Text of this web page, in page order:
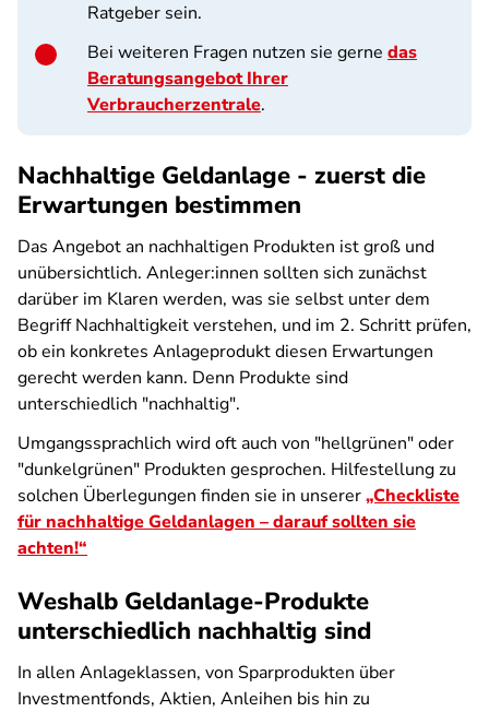
Ratgeber sein.
Bei weiteren Fragen nutzen sie gerne das
Beratungsangebot Ihrer
Verbraucherzentrale.
Nachhaltige Geldanlage - zuerst die
Erwartungen bestimmen
Das Angebot an nachhaltigen Produkten ist groß und
unübersichtlich. Anleger:innen sollten sich zunächst
darüber im Klaren werden, was sie selbst unter dem
Begriff Nachhaltigkeit verstehen, und im 2. Schritt prüfen,
ob ein konkretes Anlageprodukt diesen Erwartungen
gerecht werden kann. Denn Produkte sind
unterschiedlich "nachhaltig".
Umgangssprachlich wird oft auch von "hellgrünen" oder
"dunkelgrünen" Produkten gesprochen. Hilfestellung zu
solchen Überlegungen finden sie in unserer„Checkliste
für nachhaltige Geldanlagen – darauf sollten sie
achten!“
Weshalb Geldanlage-Produkte
unterschiedlich nachhaltig sind
In allen Anlageklassen, von Sparprodukten über
Investmentfonds, Aktien, Anleihen bis hin zu